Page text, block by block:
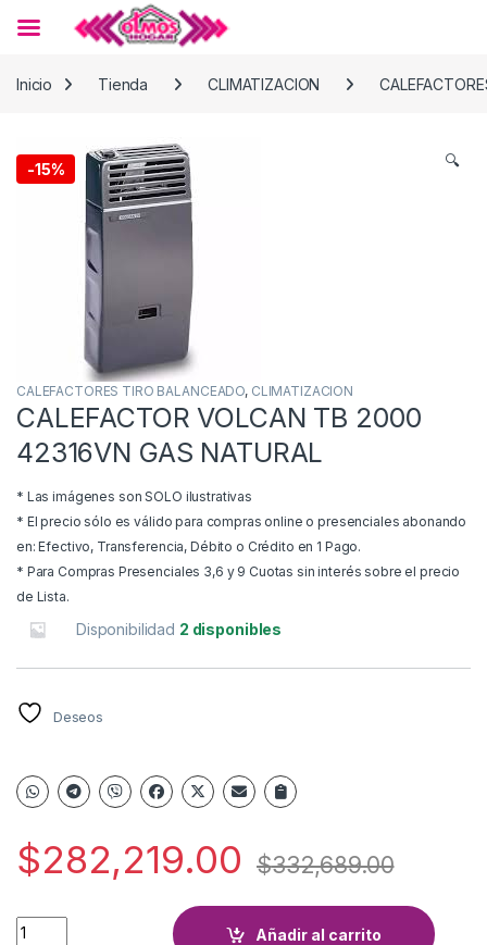
Inicio
Tienda CLIMATIZACION
-15% 🔍
CALEFACTORES TIRO BALANCEADO, CLIMATIZACION
CALEFACTOR VOLCAN TB 2000
42316VN GAS NATURAL
* Las imágenes son SOLO ilustrativas
* El precio sólo es válido para compras online o presenciales abonando
en: Efectivo, Transferencia, Débito o Crédito en 1 Pago.
* Para Compras Presenciales 3,6 y 9 Cuotas sin interés sobre el precio
de Lista.
Disponibilidad 2 disponibles
Deseos
$282,219.00 $332,689.00
CALEFACTOR VOLCAN TB 2000 42316VN GAS NATURAL
Añadir al carrito